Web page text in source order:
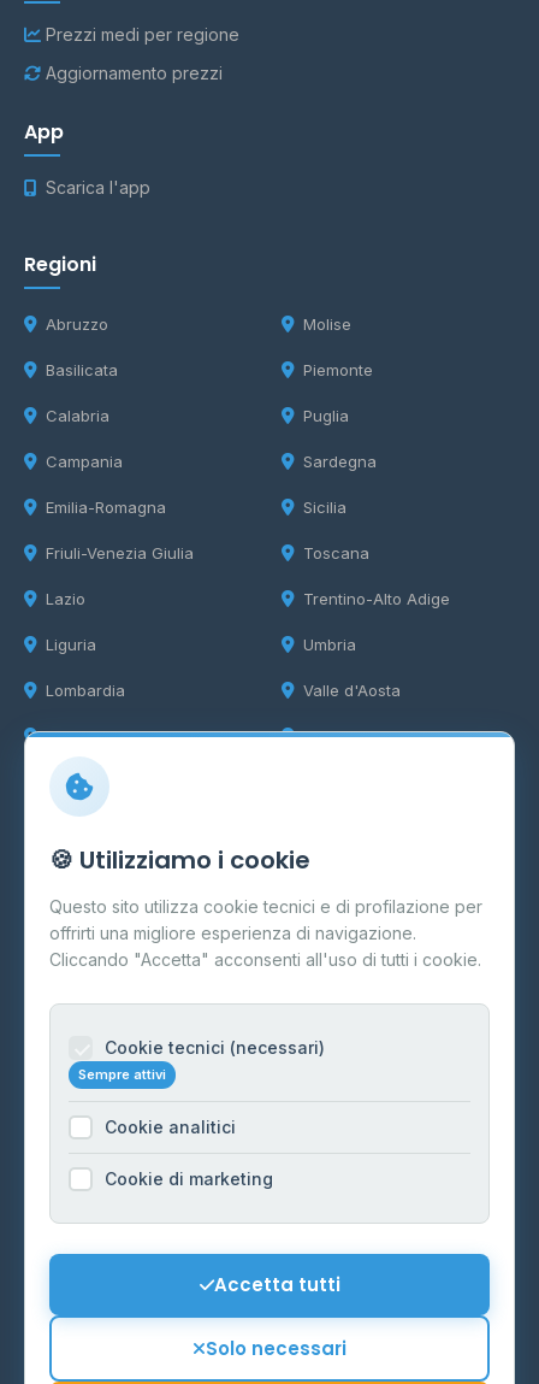
Prezzi medi per regione
Aggiornamento prezzi
App
Scarica l'app
Regioni
Abruzzo
Basilicata
Calabria
Campania
Emilia-Romagna
Friuli-Venezia Giulia
Lazio
Liguria
Lombardia
Marche
Molise
Piemonte
Puglia
Sardegna
Sicilia
Toscana
Trentino-Alto Adige
Umbria
Valle d'Aosta
Veneto
Info
Cos'è il GPL
FAQ
Contatti
Informazioni legali
Cookie Policy
Preferenze Cookie
Mappa del sito
🍪 Utilizziamo i cookie
Questo sito utilizza cookie tecnici e di profilazione per
offrirti una migliore esperienza di navigazione.
Cliccando "Accetta" acconsenti all'uso di tutti i cookie.
Cookie tecnici (necessari)
Sempre attivi
Cookie analitici
Cookie di marketing
Accetta tutti
Solo necessari